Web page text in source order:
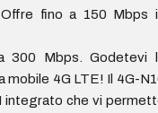
Offre fino a 150 Mbps
300 Mbps. Godetevi
mobile 4G LTE! Il 4G-
integrato che vi